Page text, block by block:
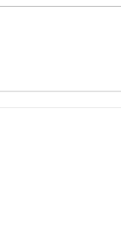
de 209m² offre un cadre
placards, et une grande salle
belle piscine 9x5 à
immatriculé au RSAC de